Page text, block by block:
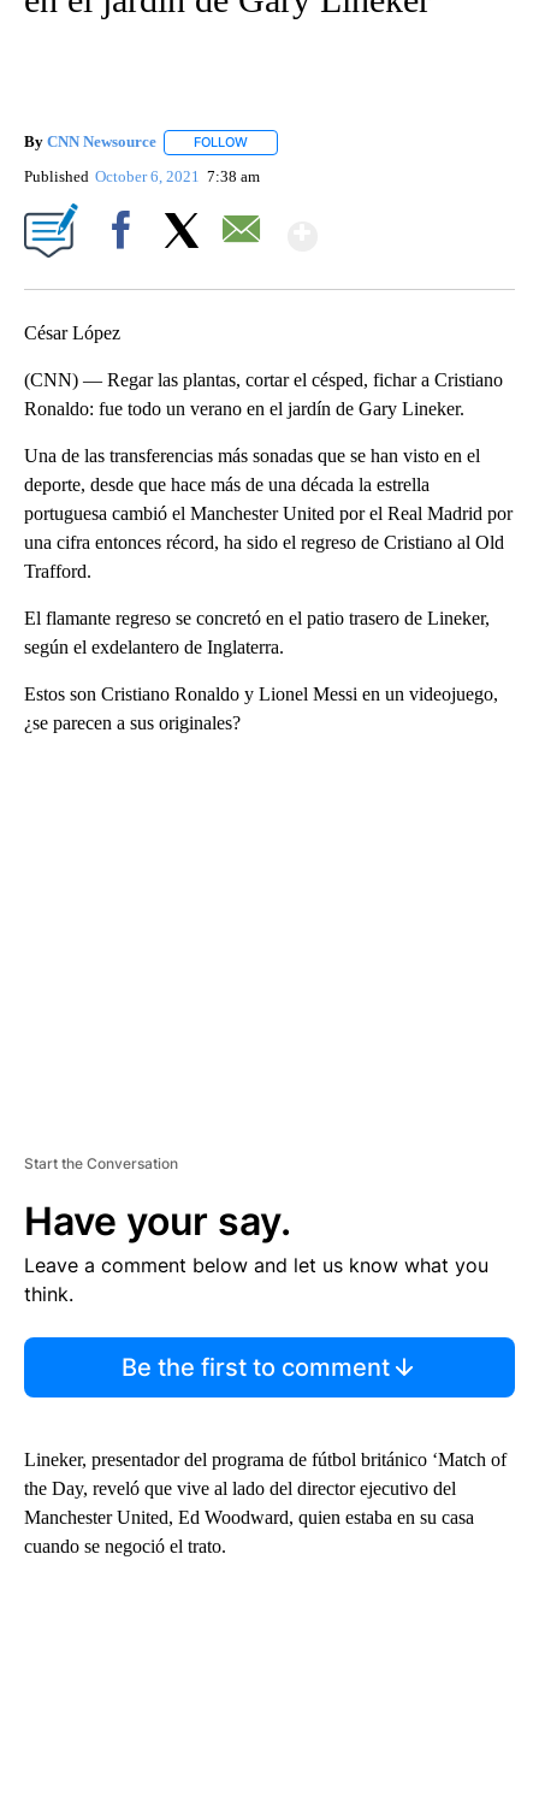
By CNN Newsource FOLLOW
Published October 6, 2021 7:38 am
César López
(CNN) — Regar las plantas, cortar el césped, fichar a Cristiano
Ronaldo: fue todo un verano en el jardín de Gary Lineker.
Una de las transferencias más sonadas que se han visto en el
deporte, desde que hace más de una década la estrella
portuguesa cambió el Manchester United por el Real Madrid por
una cifra entonces récord, ha sido el regreso de Cristiano al Old
Trafford.
El flamante regreso se concretó en el patio trasero de Lineker,
según el exdelantero de Inglaterra.
Estos son Cristiano Ronaldo y Lionel Messi en un videojuego,
¿se parecen a sus originales?
Start the Conversation
Have your say.
Leave a comment below and let us know what you
think.
Be the first to comment
Lineker, presentador del programa de fútbol británico ‘Match of
the Day, reveló que vive al lado del director ejecutivo del
Manchester United, Ed Woodward, quien estaba en su casa
cuando se negoció el trato.